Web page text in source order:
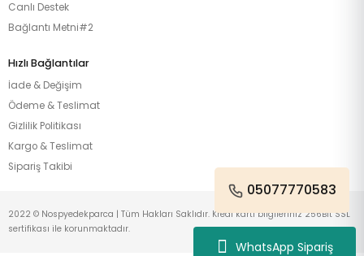
WhatsApp Sipariş
Canlı Destek
Bağlantı Metni#2
Hızlı Bağlantılar
İade & Değişim
Ödeme & Teslimat
Gizlilik Politikası
Kargo & Teslimat
Sipariş Takibi
05077770583
2022 © Nospyedekparca | Tüm Hakları Saklıdır. Kredi kartı bilgileriniz 256Bit SSL
sertifikası ile korunmaktadır.